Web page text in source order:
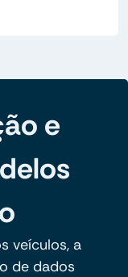
e
veículos, a
de dados